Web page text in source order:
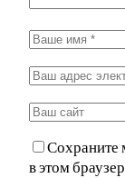
Сохраните
в этом